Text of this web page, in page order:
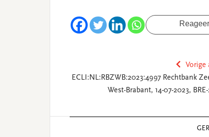
Reageer
Vorige
ECLI:NL:RBZWB:2023:4997 Rechtbank
West-Brabant, 14-07-2023, BRE-